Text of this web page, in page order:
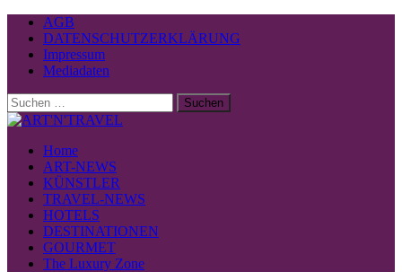
AGB
DATENSCHUTZERKLÄRUNG
Impressum
Mediadaten
Suchen
nach:
Home
ART-NEWS
KÜNSTLER
TRAVEL-NEWS
HOTELS
DESTINATIONEN
GOURMET
The Luxury Zone